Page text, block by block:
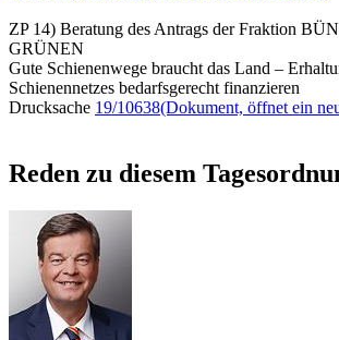
ZP 14) Beratung des Antrags der Fraktion
GRÜNEN
Gute Schienenwege braucht das Land –
Schienennetzes bedarfsgerecht finanzieren
Drucksache 19/10638(Dokument, öffnet ein
Reden zu diesem